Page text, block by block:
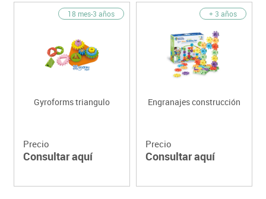
18 mes-3 años
Gyroforms triangulo
Precio
Consultar aquí
+ 3 años
Engranajes construcción
Precio
Consultar aquí